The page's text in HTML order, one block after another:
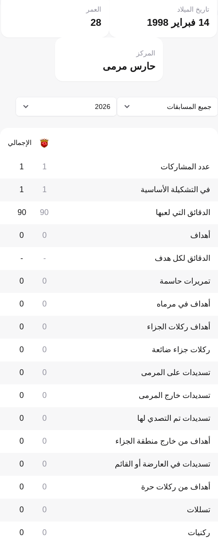
14 فبراير 1998
تاريخ الميلاد
28
العمر
حارس مرمى
المركز
جميع المسابقات 2026
الإجمالي
عدد المشاركات 1
1
في التشكيلة الأساسية 1
1
الدقائق التي لعبها 90
90
أهداف 0
0
الدقائق لكل هدف -
-
تمريرات حاسمة 0
0
أهداف في مرماه 0
0
أهداف ركلات الجزاء 0
0
ركلات جزاء ضائعة 0
0
تسديدات على المرمى 0
0
تسديدات خارج المرمى 0
0
تسديدات تم التصدي لها 0
0
أهداف من خارج منطقة الجزاء 0
0
تسديدات في العارضة أو القائم 0
0
أهداف من ركلات حرة 0
0
تسللات 0
0
ركنيات 0
0